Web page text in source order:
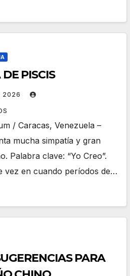
PISCIS
2026
/ Caracas, Venezuela –
mucha simpatía y gran
Palabra clave: “Yo Creo”.
vez en cuando períodos de…
PARA